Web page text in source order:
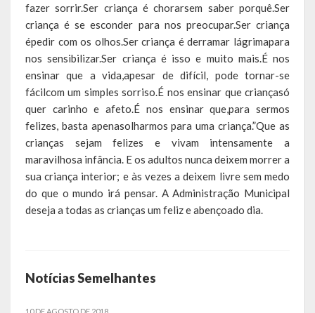
Estrutura e Competências
Educação e Cultura
Saúde e Assistência Social
Desenvolvimento, Indústria, Comércio, Turismo, Trânsito e
Serviços Urbanos
Cultura e Turismo
Calendário de Eventos
Publicações
fazer sorrir.Ser criança é chorarsem saber porquê.Ser
criança é se esconder para nos preocupar.Ser criança
épedir com os olhos.Ser criança é derramar lágrimapara
nos sensibilizar.Ser criança é isso e muito mais.É nos
ensinar que a vida,apesar de difícil, pode tornar-se
fácilcom um simples sorriso.É nos ensinar que criançasó
quer carinho e afeto.É nos ensinar que,para sermos
felizes, basta apenasolharmos para uma criança.”Que as
crianças sejam felizes e vivam intensamente a
maravilhosa infância. E os adultos nunca deixem morrer a
sua criança interior; e às vezes a deixem livre sem medo
do que o mundo irá pensar. A Administração Municipal
deseja a todas as crianças um feliz e abençoado dia.
Notícias Semelhantes